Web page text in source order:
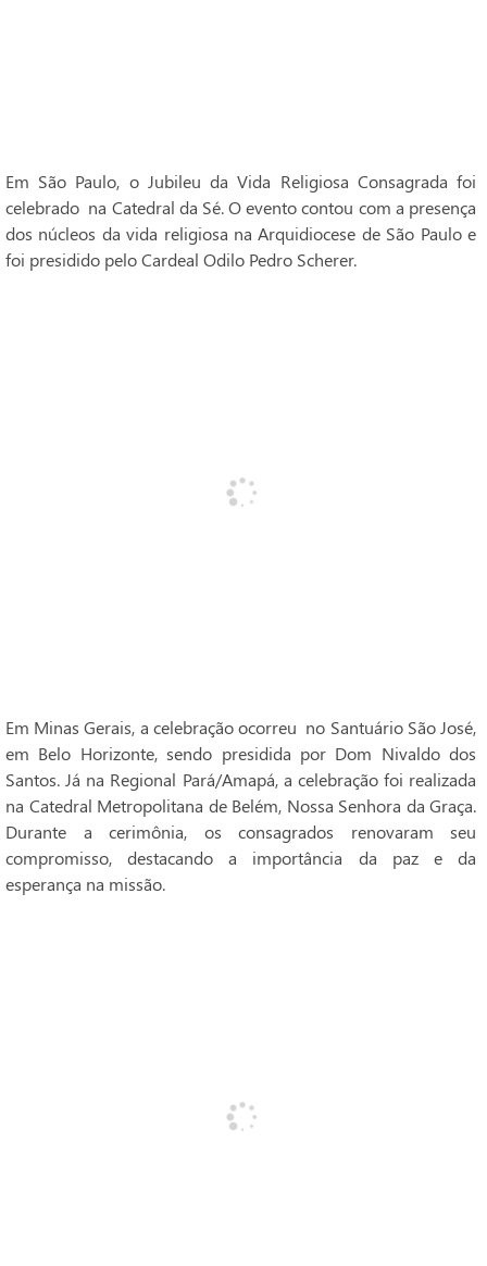
Em São Paulo, o Jubileu da Vida Religiosa Consagrada foi
celebrado na Catedral da Sé. O evento contou com a presença
dos núcleos da vida religiosa na Arquidiocese de São Paulo e
foi presidido pelo Cardeal Odilo Pedro Scherer.
Em Minas Gerais, a celebração ocorreu no Santuário São José,
em Belo Horizonte, sendo presidida por Dom Nivaldo dos
Santos. Já na Regional Pará/Amapá, a celebração foi realizada
na Catedral Metropolitana de Belém, Nossa Senhora da Graça.
Durante a cerimônia, os consagrados renovaram seu
compromisso, destacando a importância da paz e da
esperança na missão.